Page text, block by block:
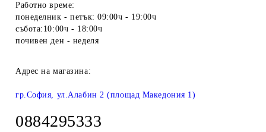
Работно време:
понеделник - петък: 09:00ч - 19:00ч
събота:10:00ч - 18:00ч
почивен ден - неделя
Адрес на магазина:
гр.София, ул.Алабин 2 (площад Македония 1)
0884295333